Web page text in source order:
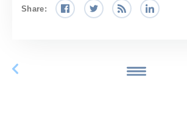
Share: